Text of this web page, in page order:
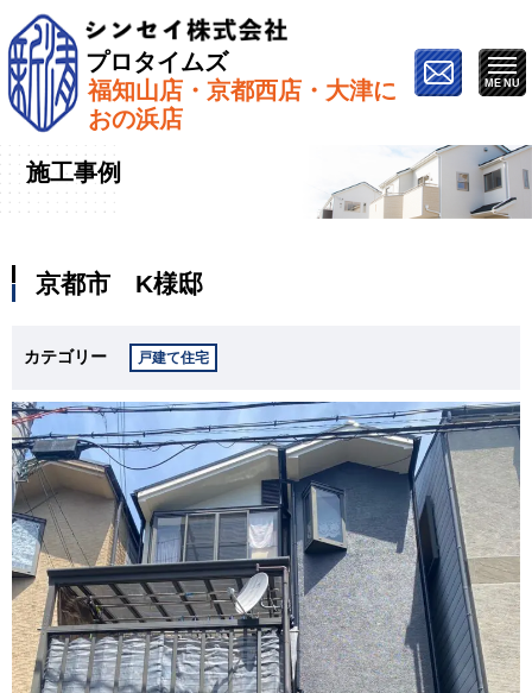
プロタイムズ
福知山店・京都西店・大津に
おの浜店
ホーム»施工事例»京都市 K様邸
施工事例
京都市 K様邸
カテゴリー 戸建て住宅